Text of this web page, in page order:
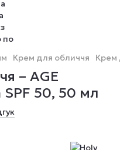
Крем для обличчя Крем
– AGE
SPF 50, 50 мл